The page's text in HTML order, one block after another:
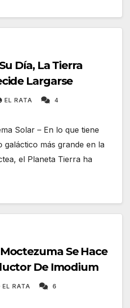
Día, La Tierra
Largarse
EL RATA 4
Solar – En lo que tiene
galáctico más grande en la
el Planeta Tierra ha
Se Hace
De Imodium
EL RATA 6